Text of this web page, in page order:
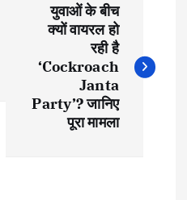
युवाओं के बीच
क्यों वायरल हो
रही है
‘Cockroach
Janta
Party’? जानिए
पूरा मामला